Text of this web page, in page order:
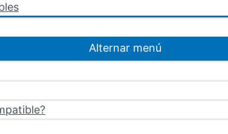
Alternar menú